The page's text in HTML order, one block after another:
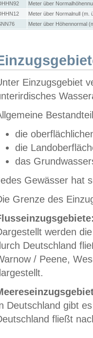
Meter über
Meter über Normalnull (m.
Meter über Höhennormal
Einzugsgebiet
die
die
das
Gewässer hat
Grenze des
werden
Deutschland
/ Peene,
Deutschland gibt
fließt